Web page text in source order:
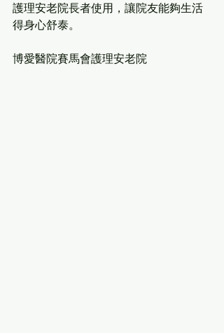
護理安老院長者使用，讓院友能夠生活
得身心舒泰。
博愛醫院賽馬會護理安老院